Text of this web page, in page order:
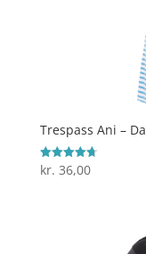
Trespass Ani –
Vurderet
4.7
kr. 36,00